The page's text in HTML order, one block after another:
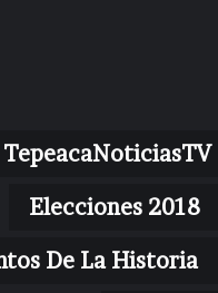
TepeacaNoticiasTV
Elecciones 2018
De La Historia